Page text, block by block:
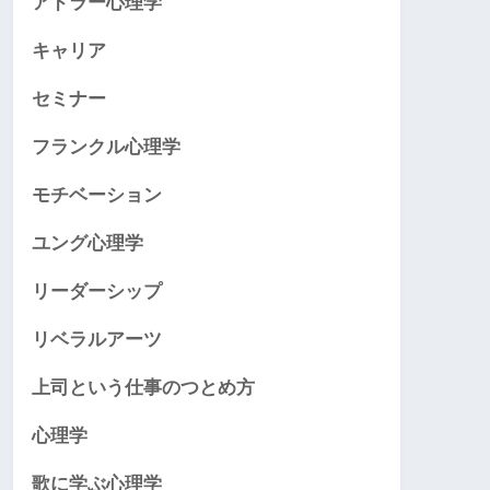
キャリア
セミナー
フランクル心理学
モチベーション
ユング心理学
リーダーシップ
リベラルアーツ
上司という仕事のつとめ方
心理学
歌に学ぶ心理学